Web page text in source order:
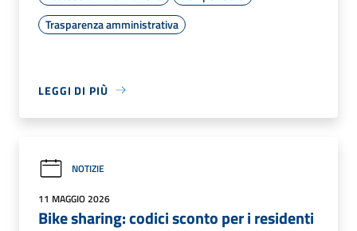
Trasparenza amministrativa
LEGGI DI PIÙ
NOTIZIE
11 MAGGIO 2026
Bike sharing: codici sconto per i residenti